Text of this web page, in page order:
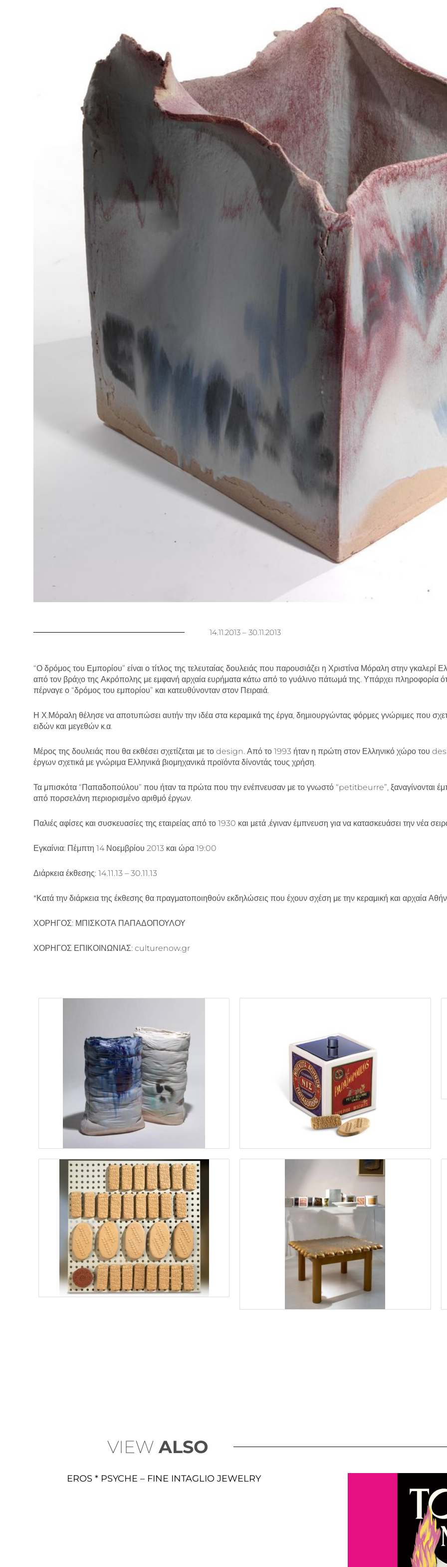
14.11.2013 – 30.11.2013
“Ο δρόμος του Εμπορίου” είναι ο τίτλος της τελευταίας δουλειάς που παρουσιάζει η Χριστίνα Μόραλη στην
από τον βράχο της Ακρόπολης με εμφανή αρχαία ευρήματα κάτω από το γυάλινο πάτωμά της. Υπάρχει πληροφορία
πέρναγε ο “δρόμος του εμπορίου” και κατευθύνονταν στον Πειραιά.
Η Χ.Μόραλη θέλησε να αποτυπώσει αυτήν την ιδέα στα κεραμικά της έργα, δημιουργώντας φόρμες γνώριμες που
ειδών και μεγεθών κ.α.
Μέρος της δουλειάς που θα εκθέσει σχετίζεται με το design. Από το 1993 ήταν η πρώτη στον Ελληνικό χώρο του
έργων σχετικά με γνώριμα Ελληνικά βιομηχανικά προϊόντα δίνοντάς τους χρήση.
Τα μπισκότα “Παπαδοπούλου” που ήταν τα πρώτα που την ενέπνευσαν με το γνωστό “petitbeurre”, ξαναγίνονται
από πορσελάνη περιορισμένο αριθμό έργων.
Παλιές αφίσες και συσκευασίες της εταιρείας από το 1930 και μετά ,έγιναν έμπνευση για να κατασκευάσει την νέα
Εγκαίνια: Πέμπτη 14 Νοεμβρίου 2013 και ώρα 19:00
Διάρκεια έκθεσης: 14.11.13 – 30.11.13
*Κατά την διάρκεια της έκθεσης θα πραγματοποιηθούν εκδηλώσεις που έχουν σχέση με την κεραμική και αρχαία
ΧΟΡΗΓΟΣ: ΜΠΙΣΚΟΤΑ ΠΑΠΑΔΟΠΟΥΛΟΥ
ΧΟΡΗΓΟΣ ΕΠΙΚΟΙΝΩΝΙΑΣ: culturenow.gr
VIEWALSO
EROS * PSYCHE – FINE INTAGLIO JEWELRY